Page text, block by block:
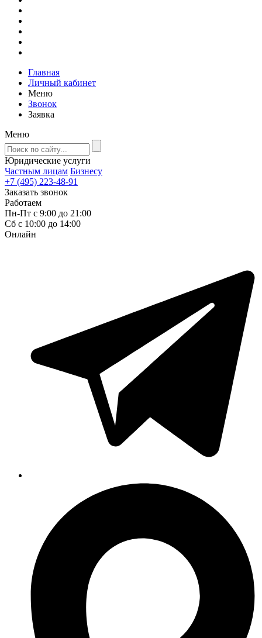
Главная
Личный кабинет
Меню
Звонок
Заявка
Меню
Юридические услуги
Частным лицам Бизнесу
+7 (495) 223-48-91
Заказать звонок
Работаем
Пн-Пт с 9:00 до 21:00
Сб с 10:00 до 14:00
Онлайн